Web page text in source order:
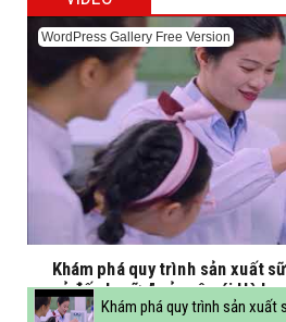
WordPress Gallery Free Version
Khám phá quy trình sản xuất
cỏ đến ly sữa” của cô gái Hà
Khám phá quy trình sản